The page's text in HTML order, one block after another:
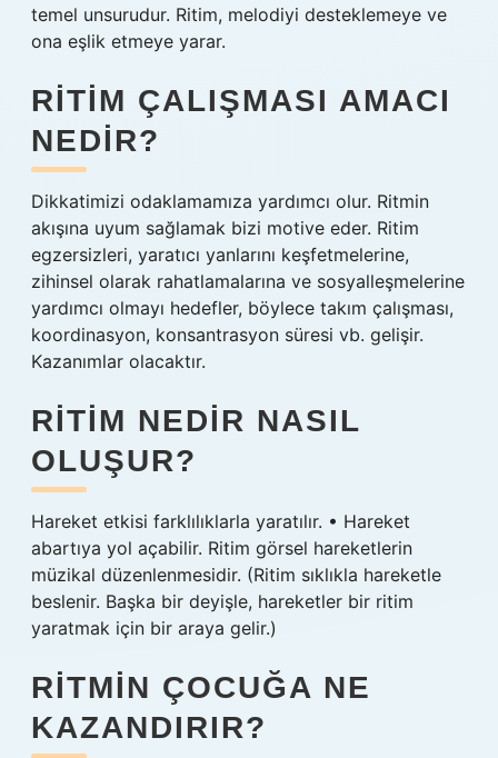
temel unsurudur. Ritim, melodiyi desteklemeye ve
ona eşlik etmeye yarar.
RITIM ÇALIŞMASI AMACI
NEDIR?
Dikkatimizi odaklamamıza yardımcı olur. Ritmin
akışına uyum sağlamak bizi motive eder. Ritim
egzersizleri, yaratıcı yanlarını keşfetmelerine,
zihinsel olarak rahatlamalarına ve sosyalleşmelerine
yardımcı olmayı hedefler, böylece takım çalışması,
koordinasyon, konsantrasyon süresi vb. gelişir.
Kazanımlar olacaktır.
RITIM NEDIR NASIL
OLUŞUR?
Hareket etkisi farklılıklarla yaratılır. • Hareket
abartıya yol açabilir. Ritim görsel hareketlerin
müzikal düzenlenmesidir. (Ritim sıklıkla hareketle
beslenir. Başka bir deyişle, hareketler bir ritim
yaratmak için bir araya gelir.)
RITMIN ÇOCUĞA NE
KAZANDIRIR?